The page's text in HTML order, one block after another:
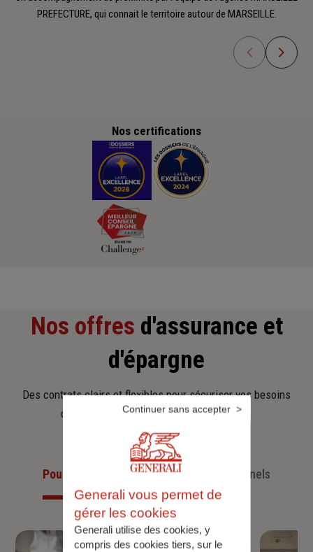
PREFECTURE, qui connait le territoire autour de MARSEILLE.
Nos certifications
Nos offres d'assurance et
d'épargne
Des contrats clairs et flexibles pour sécuriser vos besoins
d’aujourd’hui et anticiper ceux de demain.
Pour les particuliersPour les professionnels
Generali vous permet de
gérer les cookies
Generali utilise des cookies, y
compris des cookies tiers, sur le
Continuer sans accepter